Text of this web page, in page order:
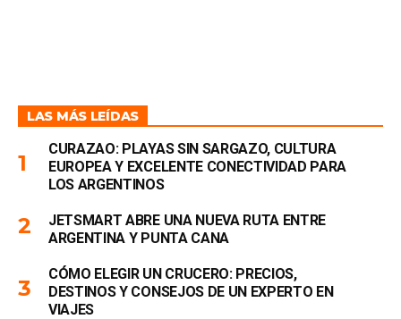
LAS MÁS LEÍDAS
CURAZAO: PLAYAS SIN SARGAZO, CULTURA
EUROPEA Y EXCELENTE CONECTIVIDAD PARA
LOS ARGENTINOS
JETSMART ABRE UNA NUEVA RUTA ENTRE
ARGENTINA Y PUNTA CANA
CÓMO ELEGIR UN CRUCERO: PRECIOS,
DESTINOS Y CONSEJOS DE UN EXPERTO EN
VIAJES